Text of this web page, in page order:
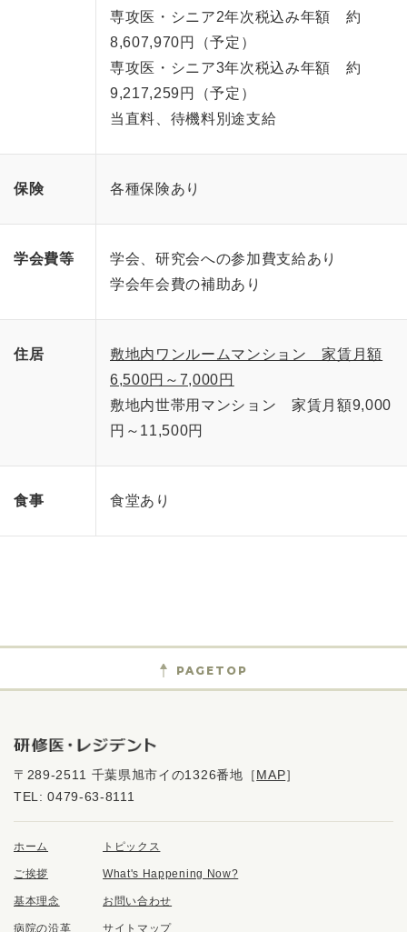
専攻医・シニア2年次税込み年額 約
8,607,970円（予定）
専攻医・シニア3年次税込み年額 約
9,217,259円（予定）
当直料、待機料別途支給
保険 各種保険あり
学会費等
学会、研究会への参加費支給あり
学会年会費の補助あり
住居
敷地内ワンルームマンション 家賃月額
6,500円～7,000円
敷地内世帯用マンション 家賃月額9,000
円～11,500円
食事 食堂あり
PAGETOP
〒289-2511 千葉県旭市イの1326番地 ［MAP］
TEL:0479-63-8111
ホーム
ご挨拶
基本理念
病院の沿革
トピックス
What's Happening Now?
お問い合わせ
サイトマップ